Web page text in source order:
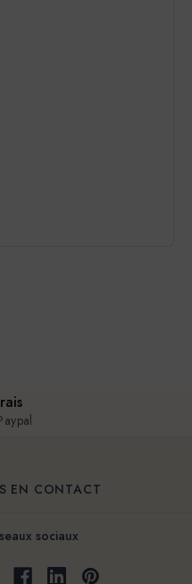
EN CONTACT
sociaux